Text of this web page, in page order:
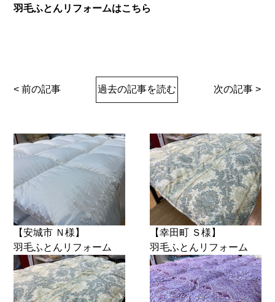
羽毛ふとんリフォームはこちら
< 前の記事 過去の記事を読む 次の記事 >
【安城市 Ｎ様】
羽毛ふとんリフォーム
【幸田町 Ｓ様】
羽毛ふとんリフォーム